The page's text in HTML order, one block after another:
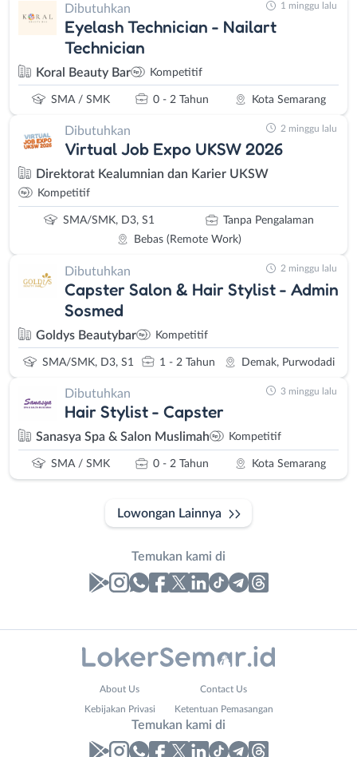
Dibutuhkan
Eyelash Technician - Nailart
Technician
Koral Beauty Bar Kompetitif
SMA / SMK 0 - 2 Tahun Kota Semarang
1 minggu lalu
Dibutuhkan
Virtual Job Expo UKSW 2026
Direktorat Kealumnian dan Karier UKSW
Kompetitif
SMA/SMK, D3, S1
Tanpa Pengalaman
Bebas (Remote Work)
2 minggu lalu
Dibutuhkan
Capster Salon & Hair Stylist - Admin
Sosmed
Goldys Beautybar Kompetitif
SMA/SMK, D3, S1 1 - 2 Tahun Demak, Purwodadi
2 minggu lalu
Dibutuhkan
Hair Stylist - Capster
Sanasya Spa & Salon Muslimah Kompetitif
SMA / SMK 0 - 2 Tahun Kota Semarang
3 minggu lalu
Lowongan Lainnya
Temukan kami di
About Us Contact Us
Kebijakan Privasi Ketentuan Pemasangan
Temukan kami di